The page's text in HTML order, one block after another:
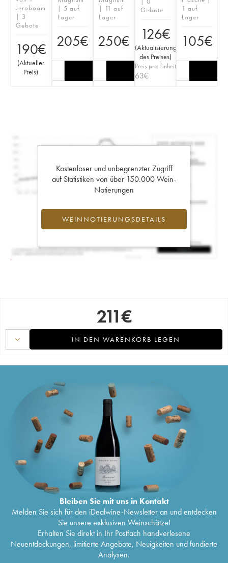
Jeroboam
| 3
Gebote
190€
(Aktueller
Preis)
| 5 auf
Lager
205€
| 11 auf
Lager
250€
Gebote
126€
(Aktualisierung
des Preises)
Preis pro Einheit
63€
1 auf
Lager
105€
Kostenloser und unbegrenzter Zugriff
auf Statistiken von über 150.000 Wein-
Notierungen
WEINNOTIERUNGSDETAILS
211€
IN DEN WARENKORB LEGEN
Bleiben Sie mit uns in Kontakt
Melden Sie sich für den iDealwine-Newsletter an und entdecken
Sie unsere exklusiven Weinschätze!
Erhalten Sie direkt in Ihr Postfach handverlesene
Neuentdeckungen, limitierte Angebote, Neuigkeiten und fundierte
Analysen.